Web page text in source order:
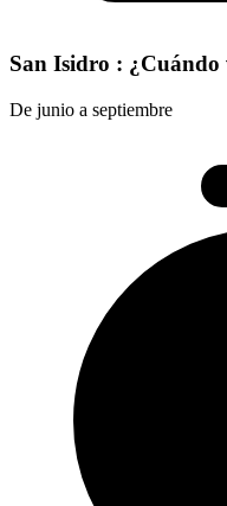
San Isidro :
De junio a septiembre